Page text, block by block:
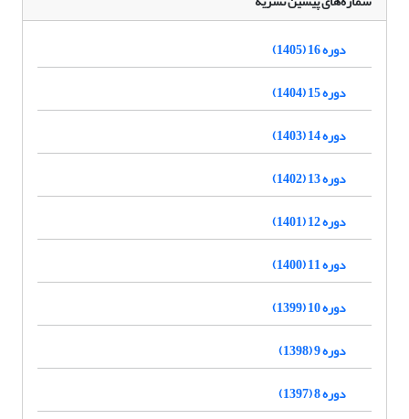
دوره 16 (1405)
دوره 15 (1404)
دوره 14 (1403)
دوره 13 (1402)
دوره 12 (1401)
دوره 11 (1400)
دوره 10 (1399)
دوره 9 (1398)
دوره 8 (1397)